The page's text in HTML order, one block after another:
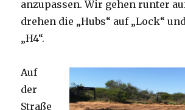
anzupassen. Wir gehen runter
drehen die „Hubs“ auf „Lock“
„H4“.
Auf
der
Straße